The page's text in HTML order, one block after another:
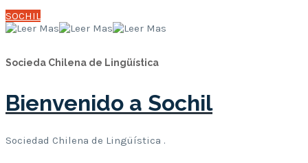
SOCHIL
Socieda Chilena de Lingüística
Bienvenido a Sochil
Sociedad Chilena de Lingüística .